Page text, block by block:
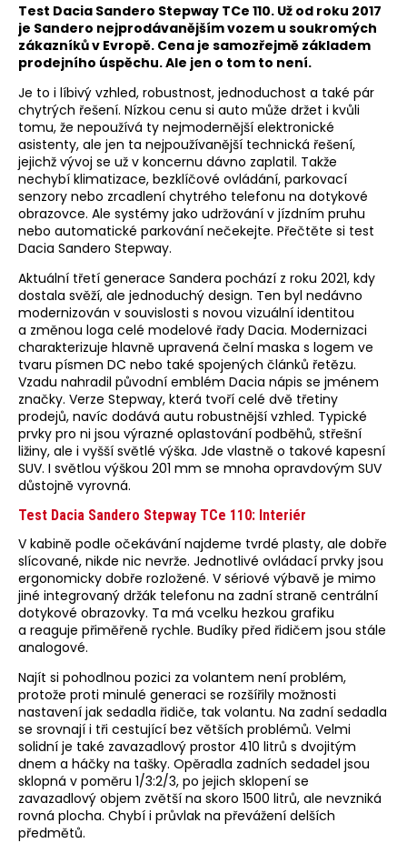
Test Dacia Sandero Stepway TCe 110. Už od roku 2017
je Sandero nejprodávanějším vozem u soukromých
zákazníků v Evropě. Cena je samozřejmě základem
prodejního úspěchu. Ale jen o tom to není.
Je to i líbivý vzhled, robustnost, jednoduchost a také pár
chytrých řešení. Nízkou cenu si auto může držet i kvůli
tomu, že nepoužívá ty nejmodernější elektronické
asistenty, ale jen ta nejpoužívanější technická řešení,
jejichž vývoj se už v koncernu dávno zaplatil. Takže
nechybí klimatizace, bezklíčové ovládání, parkovací
senzory nebo zrcadlení chytrého telefonu na dotykové
obrazovce. Ale systémy jako udržování v jízdním pruhu
nebo automatické parkování nečekejte. Přečtěte si test
Dacia Sandero Stepway.
Aktuální třetí generace Sandera pochází z roku 2021, kdy
dostala svěží, ale jednoduchý design. Ten byl nedávno
modernizován v souvislosti s novou vizuální identitou
a změnou loga celé modelové řady Dacia. Modernizaci
charakterizuje hlavně upravená čelní maska s logem ve
tvaru písmen DC nebo také spojených článků řetězu.
Vzadu nahradil původní emblém Dacia nápis se jménem
značky. Verze Stepway, která tvoří celé dvě třetiny
prodejů, navíc dodává autu robustnější vzhled. Typické
prvky pro ni jsou výrazné oplastování podběhů, střešní
ližiny, ale i vyšší světlé výška. Jde vlastně o takové kapesní
SUV. I světlou výškou 201 mm se mnoha opravdovým SUV
důstojně vyrovná.
Test Dacia Sandero Stepway TCe 110: Interiér
V kabině podle očekávání najdeme tvrdé plasty, ale dobře
slícované, nikde nic nevrže. Jednotlivé ovládací prvky jsou
ergonomicky dobře rozložené. V sériové výbavě je mimo
jiné integrovaný držák telefonu na zadní straně centrální
dotykové obrazovky. Ta má vcelku hezkou grafiku
a reaguje přiměřeně rychle. Budíky před řidičem jsou stále
analogové.
Najít si pohodlnou pozici za volantem není problém,
protože proti minulé generaci se rozšířily možnosti
nastavení jak sedadla řidiče, tak volantu. Na zadní sedadla
se srovnají i tři cestující bez větších problémů. Velmi
solidní je také zavazadlový prostor 410 litrů s dvojitým
dnem a háčky na tašky. Opěradla zadních sedadel jsou
sklopná v poměru 1/3:2/3, po jejich sklopení se
zavazadlový objem zvětší na skoro 1500 litrů, ale nevzniká
rovná plocha. Chybí i průvlak na převážení delších
předmětů.